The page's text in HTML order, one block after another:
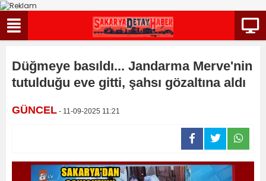
Düğmeye basıldı... Jandarma Merve'nin
tutulduğu eve gitti, şahsı gözaltına aldı
GÜNCEL - 11-09-2025 11:21